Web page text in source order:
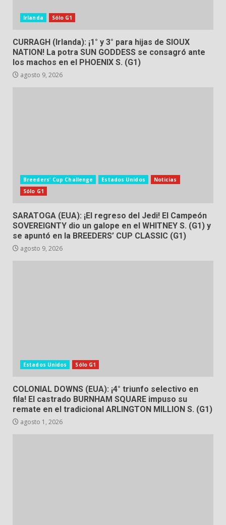
Irlanda Sólo G1
CURRAGH (Irlanda): ¡1° y 3° para hijas de SIOUX
NATION! La potra SUN GODDESS se consagró ante
los machos en el PHOENIX S. (G1)
agosto 9, 2026
Breeders' Cup Challenge Estados Unidos
Noticias
Sólo G1
SARATOGA (EUA): ¡El regreso del Jedi! El Campeón
SOVEREIGNTY dio un galope en el WHITNEY S. (G1) y
se apuntó en la BREEDERS’ CUP CLASSIC (G1)
agosto 9, 2026
Estados Unidos Sólo G1
COLONIAL DOWNS (EUA): ¡4° triunfo selectivo en
fila! El castrado BURNHAM SQUARE impuso su
remate en el tradicional ARLINGTON MILLION S. (G1)
agosto 1, 2026